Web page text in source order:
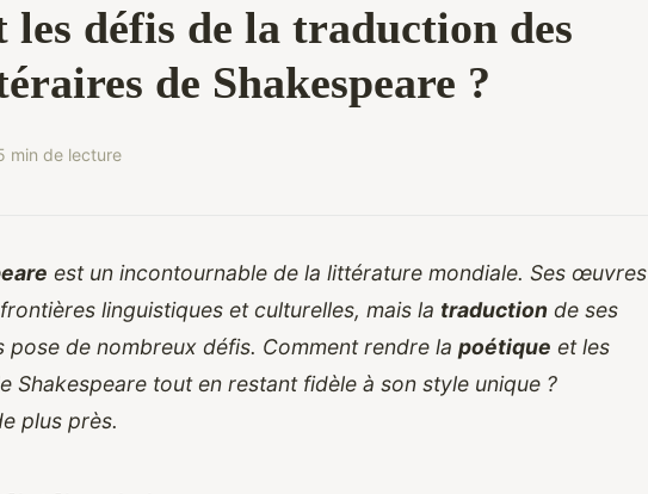
les défis de la traduction des
de Shakespeare ?
min de lecture
est un incontournable de la littérature mondiale. Ses œuvres
linguistiques et culturelles, mais la traduction de ses
pose de nombreux défis. Comment rendre la poétique et les
Shakespeare tout en restant fidèle à son style unique ?
plus près.